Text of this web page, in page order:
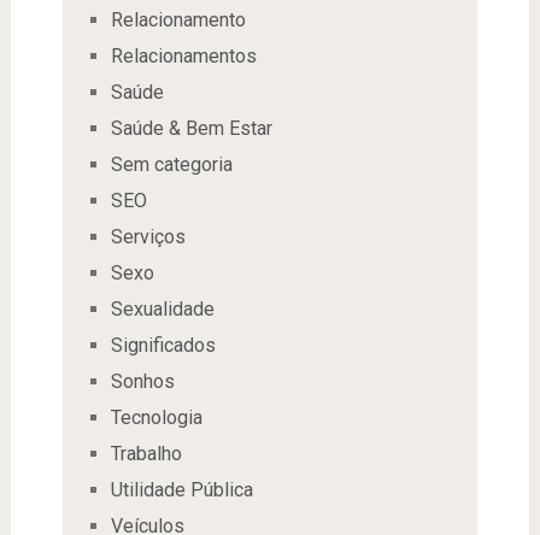
Relacionamento
Relacionamentos
Saúde
Saúde & Bem Estar
Sem categoria
SEO
Serviços
Sexo
Sexualidade
Significados
Sonhos
Tecnologia
Trabalho
Utilidade Pública
Veículos